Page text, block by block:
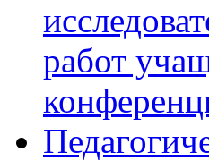
работ